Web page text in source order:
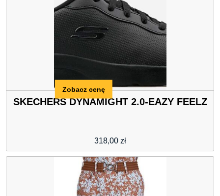
SKECHERS DYNAMIGHT 2.0-EAZY FEELZ
318,00 zł
Zobacz cenę